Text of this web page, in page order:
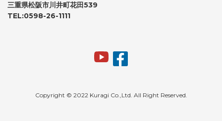
三重県松阪市川井町花田539
TEL:0598-26-1111
Copyright © 2022 Kuragi Co.,Ltd. All Right Reserved.